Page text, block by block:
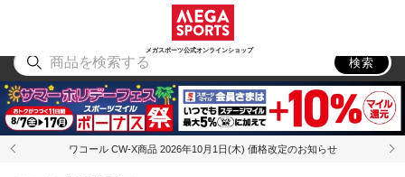
メガスポーツ公式オンラインショップ
アウトドア
検索
ワコール CW-X商品 2026年10月1日(木) 価格改定のお知らせ